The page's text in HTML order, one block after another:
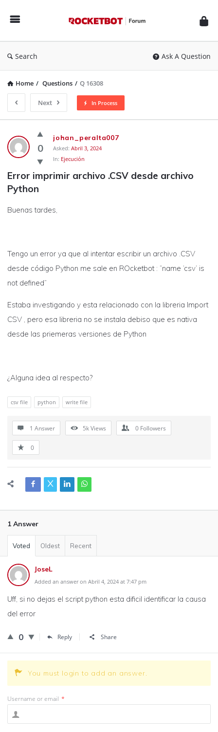
Forum
Search Ask A Question
Home / Questions / Q 16308
Next In Process
Rocketbot
Forum
Latest
Questions
0
johan_peralta007
Asked: Abril 3, 2024
In: Ejecución
Error imprimir archivo .CSV desde archivo
Python
Buenas tardes,
Tengo un error ya que al intentar escribir un archivo .CSV
desde código Python me sale en ROcketbot : “name ‘csv’ is
not defined”
Estaba investigando y esta relacionado con la libreria Import
CSV , pero esa libreria no se instala debiso que es nativa
desde las priemeras versiones de Python
¿Alguna idea al respecto?
csv file python write file
1 Answer 5kViews 0 Followers
0
1 Answer
Voted Oldest Recent
JoseL
Added an answer on Abril 4, 2024 at 7:47 pm
Uff, si no dejas el script python esta dificil identificar la causa
del error
0 Reply Share
You must login to add an answer.
Username or email *